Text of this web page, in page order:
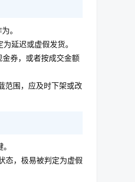
。
延迟或虚假发货。
金券，或者按成交金额
范围，应及时下架或改
态，极易被判定为虚假